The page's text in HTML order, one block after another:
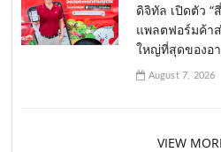
ดิจิทัล เปิดตัว “
แพลตฟอร์มค้า
ใหญ่ที่สุดของอ
August 7, 2026
VIEW